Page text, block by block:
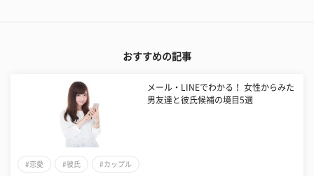
おすすめの記事
メール・LINEでわかる！ 女性からみた
男友達と彼氏候補の境目5選
#恋愛 #彼氏 #カップル